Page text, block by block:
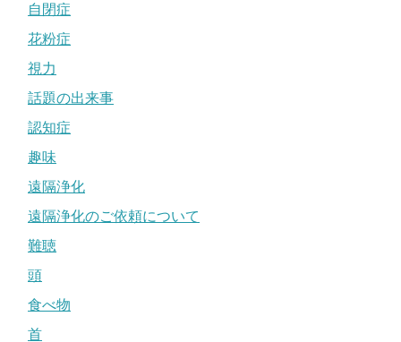
自閉症
花粉症
視力
話題の出来事
認知症
趣味
遠隔浄化
遠隔浄化のご依頼について
難聴
頭
食べ物
首